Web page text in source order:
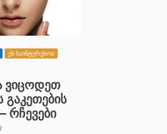
ეს საინტერესოა
ვიცოდეთ
გაკეთების
რჩევები